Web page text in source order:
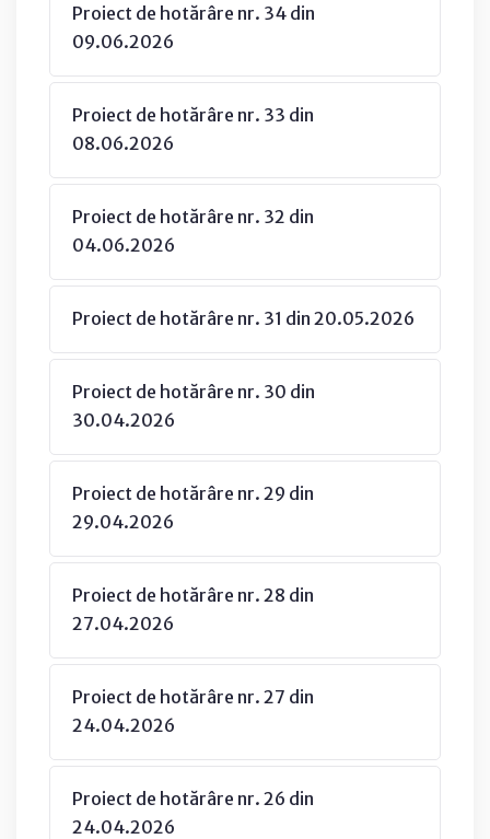
Proiect de hotărâre nr. 34 din
09.06.2026
Proiect de hotărâre nr. 33 din
08.06.2026
Proiect de hotărâre nr. 32 din
04.06.2026
Proiect de hotărâre nr. 31 din 20.05.2026
Proiect de hotărâre nr. 30 din
30.04.2026
Proiect de hotărâre nr. 29 din
29.04.2026
Proiect de hotărâre nr. 28 din
27.04.2026
Proiect de hotărâre nr. 27 din
24.04.2026
Proiect de hotărâre nr. 26 din
24.04.2026